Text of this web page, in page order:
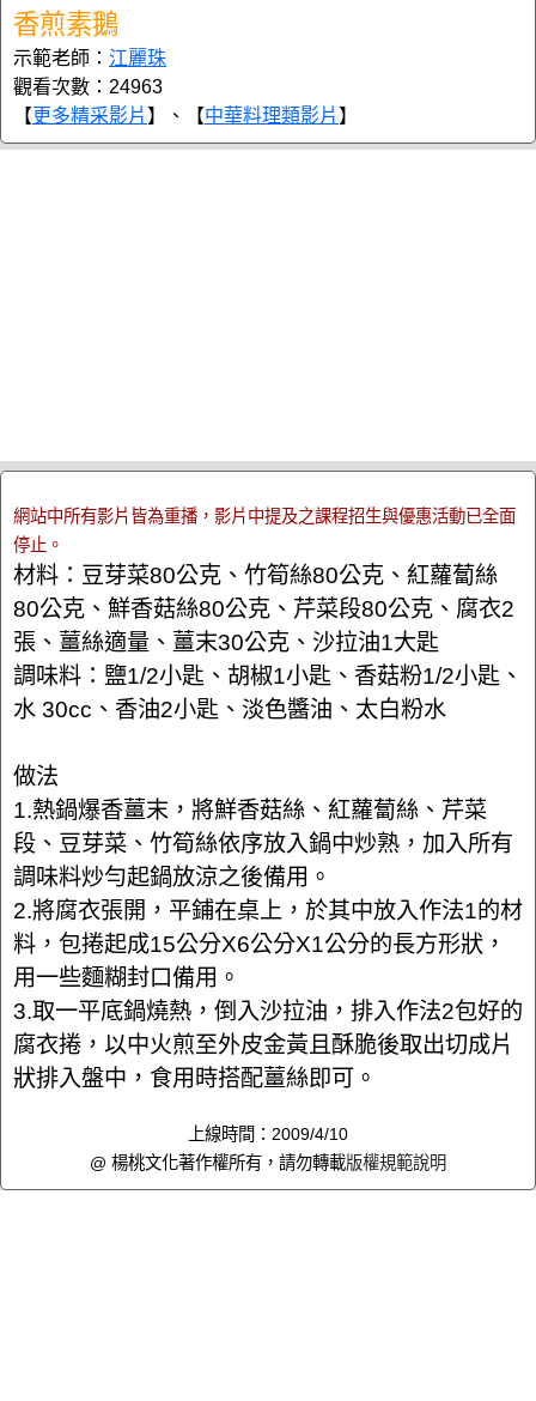
香煎素鵝
示範老師： 江麗珠
觀看次數：24963
【更多精采影片 】、【中華料理類影片 】
網站中所有影片皆為重播，影片中提及之課程招生與優惠活動已全面
停止。
材料：豆芽菜80公克、竹筍絲80公克、紅蘿蔔絲
80公克、鮮香菇絲80公克、芹菜段80公克、腐衣2
張、薑絲適量、薑末30公克、沙拉油1大匙
調味料：鹽1/2小匙、胡椒1小匙、香菇粉1/2小匙、
水 30cc、香油2小匙、淡色醬油、太白粉水
做法
1.熱鍋爆香薑末，將鮮香菇絲、紅蘿蔔絲、芹菜
段、豆芽菜、竹筍絲依序放入鍋中炒熟，加入所有
調味料炒勻起鍋放涼之後備用。
2.將腐衣張開，平鋪在桌上，於其中放入作法1的材
料，包捲起成15公分X6公分X1公分的長方形狀，
用一些麵糊封口備用。
3.取一平底鍋燒熱，倒入沙拉油，排入作法2包好的
腐衣捲，以中火煎至外皮金黃且酥脆後取出切成片
狀排入盤中，食用時搭配薑絲即可。
上線時間：2009/4/10
@ 楊桃文化著作權所有，請勿轉載版權規範說明